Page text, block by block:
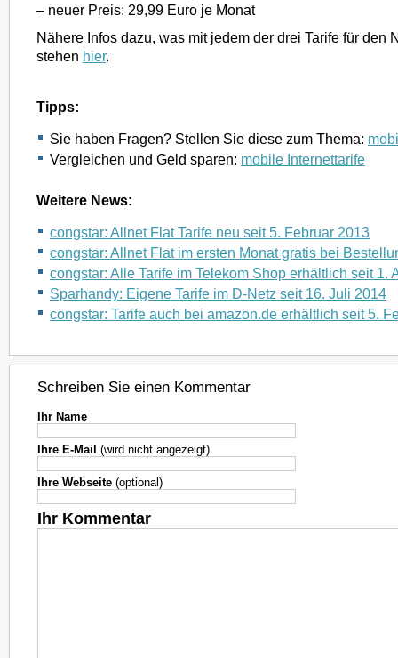
– neuer Preis: 29,99 Euro je Monat
Nähere Infos dazu, was mit jedem der drei Tarife für den
stehen hier.
Tipps:
Sie haben Fragen? Stellen Sie diese zum Thema:
Vergleichen und Geld sparen: mobile Internettarife
Weitere News:
congstar: Allnet Flat Tarife neu seit 5. Februar 2013
congstar: Allnet Flat im ersten Monat gratis bei
congstar: Alle Tarife im Telekom Shop erhältlich seit 1.
Sparhandy: Eigene Tarife im D-Netz seit 16. Juli 2014
congstar: Tarife auch bei amazon.de erhältlich seit 5.
Schreiben Sie einen Kommentar
Ihr Name
Ihre E-Mail (wird nicht angezeigt)
Ihre Webseite (optional)
Ihr Kommentar